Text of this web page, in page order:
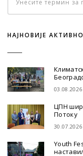
НАЈНОВИЈЕ
03.08.2026
ЦПН
Потоку
30.07.2026
Youth